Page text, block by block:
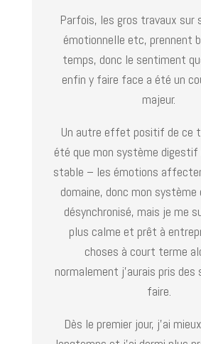
Parfois, les gros travaux sur
émotionnelle etc, prennent
temps, donc le sentiment
enfin y faire face a été un
majeur.
Un autre effet positif de ce
été que mon système digestif
stable – les émotions
domaine, donc mon
désynchronisé, mais je me
plus calme et prêt à
choses à court terme
normalement j’aurais pris des
faire.
Dès le premier jour, j’ai